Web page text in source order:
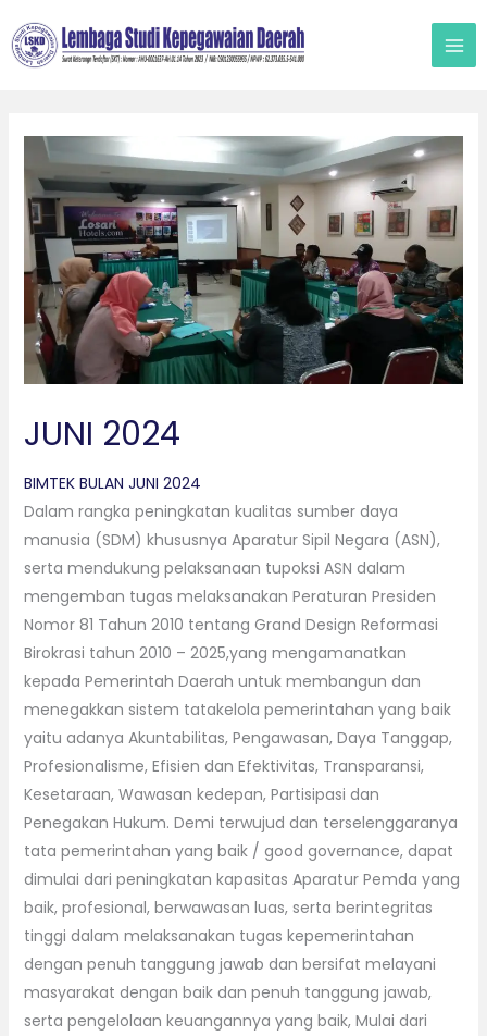
ke
konten
JUNI 2024
BIMTEK BULAN JUNI 2024
Dalam rangka peningkatan kualitas sumber daya
manusia (SDM) khususnya Aparatur Sipil Negara (ASN),
serta mendukung pelaksanaan tupoksi ASN dalam
mengemban tugas melaksanakan Peraturan Presiden
Nomor 81 Tahun 2010 tentang Grand Design Reformasi
Birokrasi tahun 2010 – 2025,yang mengamanatkan
kepada Pemerintah Daerah untuk membangun dan
menegakkan sistem tatakelola pemerintahan yang baik
yaitu adanya Akuntabilitas, Pengawasan, Daya Tanggap,
Profesionalisme, Efisien dan Efektivitas, Transparansi,
Kesetaraan, Wawasan kedepan, Partisipasi dan
Penegakan Hukum. Demi terwujud dan terselenggaranya
tata pemerintahan yang baik / good governance, dapat
dimulai dari peningkatan kapasitas Aparatur Pemda yang
baik, profesional, berwawasan luas, serta berintegritas
tinggi dalam melaksanakan tugas kepemerintahan
dengan penuh tanggung jawab dan bersifat melayani
masyarakat dengan baik dan penuh tanggung jawab,
serta pengelolaan keuangannya yang baik, Mulai dari